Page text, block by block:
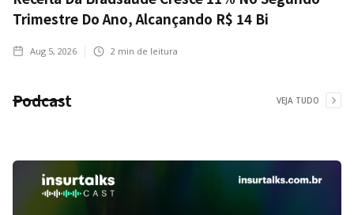
Trimestre Do Ano, Alcançando R$ 14 Bi
Aug 5, 2026 2 min de leitura
Podcast VEJA TUDO